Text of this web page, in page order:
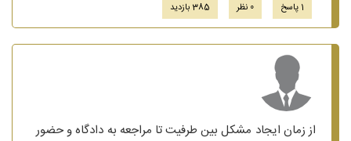
1 پاسخ
0 نظر 385 بازدید
از زمان ایجاد مشکل بین طرفیت تا مراجعه به دادگاه و حضور